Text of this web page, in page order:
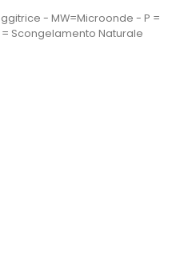
- MW=Microonde - P =
Scongelamento Naturale